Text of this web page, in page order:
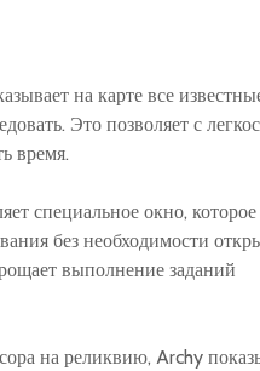
на карте все
Это позволяет с
время.
специальное окно, которое
без необходимости
выполнение заданий
на реликвию, Archy